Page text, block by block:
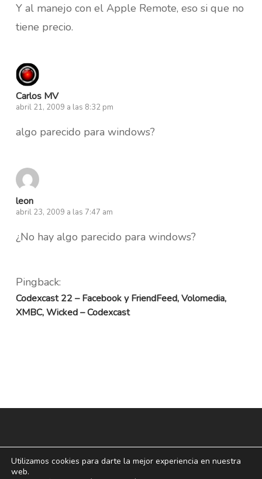
Y al manejo con el Apple Remote, eso si que no
tiene precio.
Carlos MV
abril 21, 2009 a las 8:32 pm
algo parecido para windows?
leon
abril 23, 2009 a las 7:47 am
¿No hay algo parecido para windows?
Pingback:
Codexcast 22 – Facebook y FriendFeed, Volomedia,
XMBC, Wicked – Codexcast
Utilizamos cookies para darte la mejor experiencia en nuestra
web.